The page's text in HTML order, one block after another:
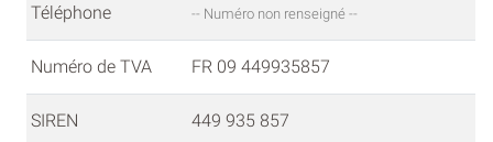
Téléphone -- Numéro non renseigné --
Numéro de TVA FR 09 449935857
SIREN 449 935 857